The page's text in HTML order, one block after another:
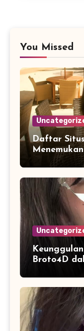
You Missed
Daftar
Konsisten
Broto4D
Informasi